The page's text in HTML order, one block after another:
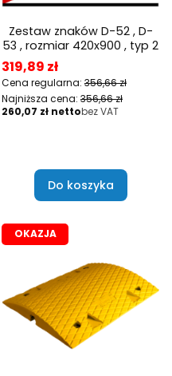
Zestaw znaków D-52 , D-
53 , rozmiar 420x900 , typ 2
Cena promocyjna
319,89 zł
Cena regularna: 356,66 zł
Najniższa cena: 356,66 zł
Cena
260,07 zł bez VAT
Do koszyka
OKAZJA